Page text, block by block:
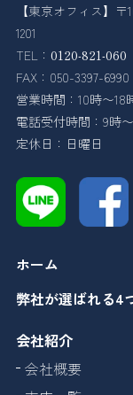
【東京オフィス】
1201
TEL： 0120-821-060
FAX：050-3397-6990
営業時間：10時〜18
電話受付時間：9時
定休日：日曜日
ホーム
弊社が選ばれる4
会社紹介
会社概要